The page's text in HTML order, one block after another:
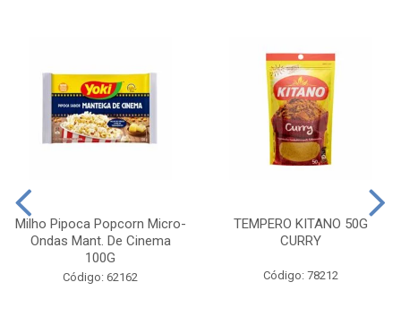
Milho Pipoca Popcorn Micro-
Ondas Mant. De Cinema
100G
Código: 62162
TEMPERO KITANO 50G
CURRY
Código: 78212